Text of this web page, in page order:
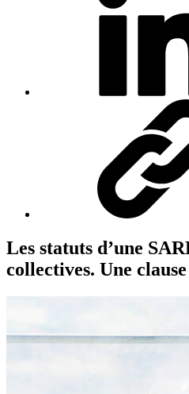
Les statuts d’une
collectives. Une